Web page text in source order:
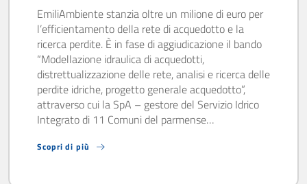
EmiliAmbiente stanzia oltre un milione di euro per
l’efficientamento della rete di acquedotto e la
ricerca perdite. È in fase di aggiudicazione il bando
“Modellazione idraulica di acquedotti,
distrettualizzazione delle rete, analisi e ricerca delle
perdite idriche, progetto generale acquedotto”,
attraverso cui la SpA – gestore del Servizio Idrico
Integrato di 11 Comuni del parmense…
Scopri di più